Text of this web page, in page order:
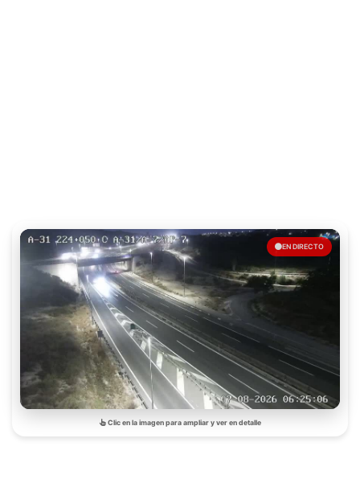
EN DIRECTO
Clic en la imagen para ampliar y ver en detalle